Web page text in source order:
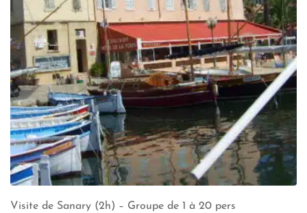
Visite de Sanary (2h) – Groupe de 1 à 20 pers